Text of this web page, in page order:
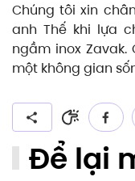
Chúng tôi xin
anh Thế khi lựa
ngầm inox
một không gian
Để lại